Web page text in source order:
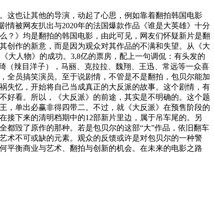
这也让其他的导演，动起了心思，例如靠着翻拍韩国电影
情被网友扒出与2020年的法国爆款作品《谁是大英雄》十分
？》均是翻拍的韩国电影，由此可见，网友们怀疑新片是翻
创作的新意，而是因为观众对其作品的不满和失望。从《大
大人物》的成功。3,8亿的票房，配上一句调侃：有头发的
（辣目洋子），马丽、克拉拉、魏翔、王迅、常远等一众喜
全员搞笑演员。至于说剧情，不管是不是翻拍，包贝尔能加
失忆，开始将自己当成真正的大反派的故事。这个剧情，有
好看。所以，《大反派》的前途，其实是不明确的。这个题
，单出必赢非得四带二。不过，就《大反派》在预售阶段的
接下来的清明档期中的12部新片里边，属于吊车尾的。另
毁了原作的那种。若是包贝尔的这部“大”作品，依旧翻车
术不可或缺的元素。观众的反馈或许是对包贝尔的一种警
平衡商业与艺术、翻拍与创新的机会。在未来的电影之路